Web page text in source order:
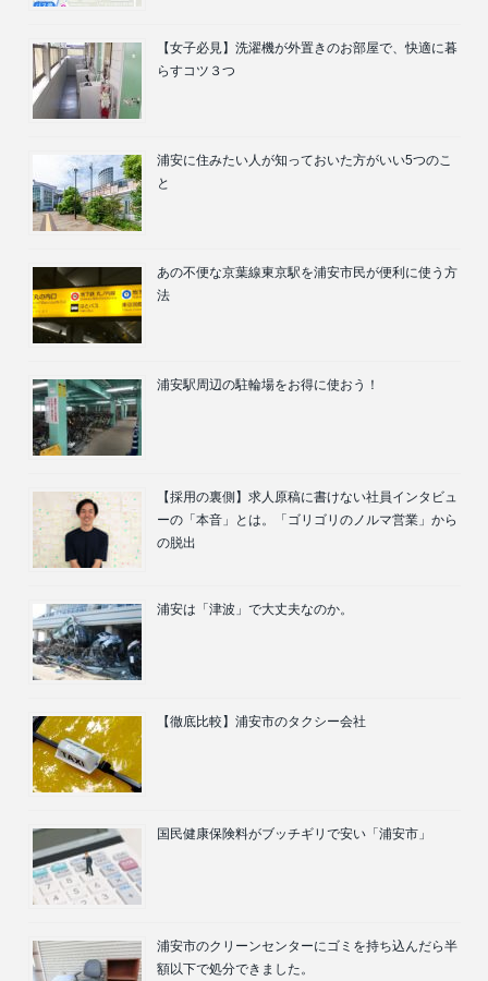
【女子必見】洗濯機が外置きのお部屋で、快適に暮
らすコツ３つ
浦安に住みたい人が知っておいた方がいい5つのこ
と
あの不便な京葉線東京駅を浦安市民が便利に使う方
法
浦安駅周辺の駐輪場をお得に使おう！
【採用の裏側】求人原稿に書けない社員インタビュ
ーの「本音」とは。「ゴリゴリのノルマ営業」から
の脱出
浦安は「津波」で大丈夫なのか。
【徹底比較】浦安市のタクシー会社
国民健康保険料がブッチギリで安い「浦安市」
浦安市のクリーンセンターにゴミを持ち込んだら半
額以下で処分できました。